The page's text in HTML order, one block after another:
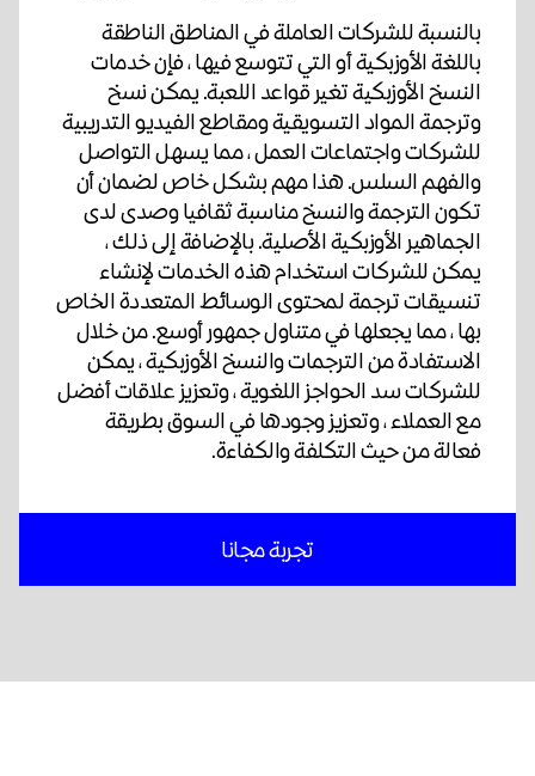
بالنسبة للشركات العاملة في المناطق الناطقة
باللغة الأوزبكية أو التي تتوسع فيها ، فإن خدمات
النسخ الأوزبكية تغير قواعد اللعبة. يمكن نسخ
وترجمة المواد التسويقية ومقاطع الفيديو التدريبية
للشركات واجتماعات العمل ، مما يسهل التواصل
والفهم السلس. هذا مهم بشكل خاص لضمان أن
تكون الترجمة والنسخ مناسبة ثقافيا وصدى لدى
الجماهير الأوزبكية الأصلية. بالإضافة إلى ذلك ،
يمكن للشركات استخدام هذه الخدمات لإنشاء
تنسيقات ترجمة لمحتوى الوسائط المتعددة الخاص
بها ، مما يجعلها في متناول جمهور أوسع. من خلال
الاستفادة من الترجمات والنسخ الأوزبكية ، يمكن
للشركات سد الحواجز اللغوية ، وتعزيز علاقات أفضل
مع العملاء ، وتعزيز وجودها في السوق بطريقة
فعالة من حيث التكلفة والكفاءة.
تجربة مجانا